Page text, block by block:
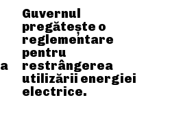
Guvernul
pregătește o
reglementare
pentru
restrângerea
utilizării energiei
electrice.